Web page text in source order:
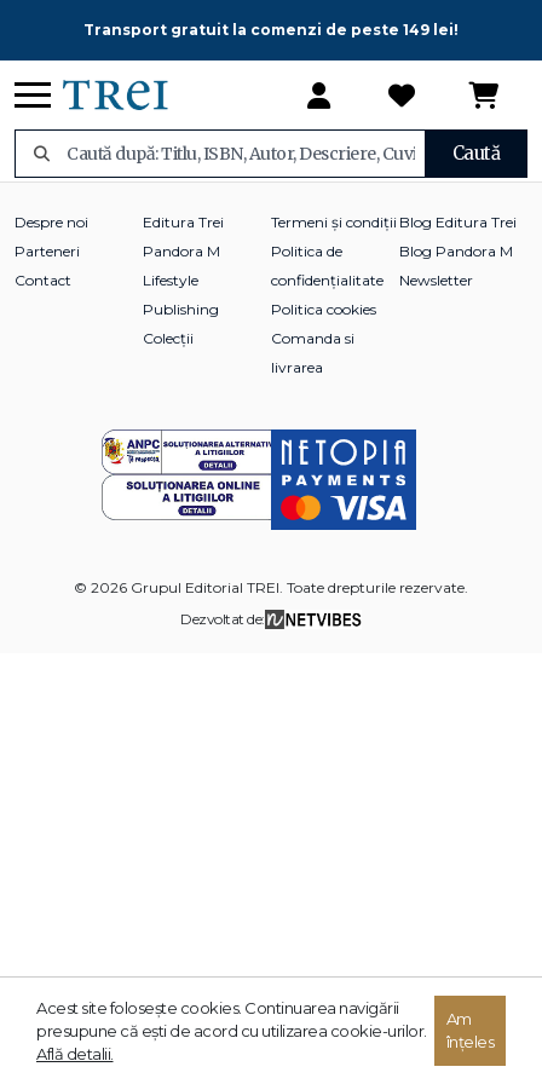
Transport gratuit la comenzi de peste 149 lei!
Caută
Despre noi
Parteneri
Contact
Editura Trei
Pandora M
Lifestyle
Publishing
Colecții
Termeni și condiții
Politica de
confidențialitate
Politica cookies
Comanda si
livrarea
Blog Editura Trei
Blog Pandora M
Newsletter
© 2026 Grupul Editorial TREI. Toate drepturile rezervate.
Dezvoltat de:
Acest site foloseşte cookies. Continuarea navigării
presupune că eşti de acord cu utilizarea cookie-urilor.
Află detalii.
Am
înțeles